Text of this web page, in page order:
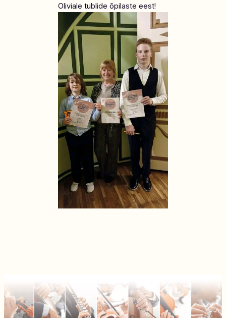
Oliviale tublide õpilaste eest!